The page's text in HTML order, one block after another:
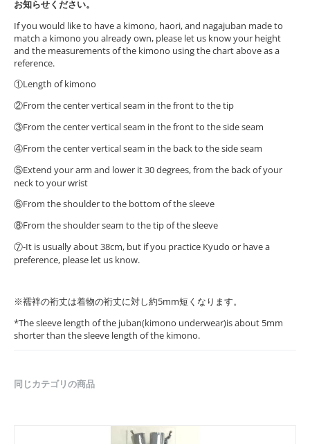
お知らせください。
If you would like to have a kimono, haori, and nagajuban made to
match a kimono you already own, please let us know your height
and the measurements of the kimono using the chart above as a
reference.
①Length of kimono
②From the center vertical seam in the front to the tip
③From the center vertical seam in the front to the side seam
④From the center vertical seam in the back to the side seam
⑤Extend your arm and lower it 30 degrees, from the back of your
neck to your wrist
⑥From the shoulder to the bottom of the sleeve
⑧From the shoulder seam to the tip of the sleeve
⑦-It is usually about 38cm, but if you practice Kyudo or have a
preference, please let us know.
※襦袢の裄丈は着物の裄丈に対し約5mm短くなります。
*The sleeve length of the juban(kimono underwear)is about 5mm
shorter than the sleeve length of the kimono.
同じカテゴリの商品